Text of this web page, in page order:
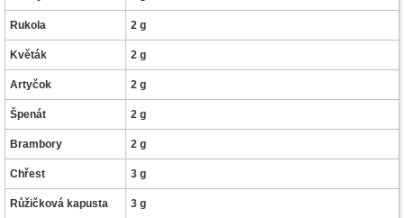
Rukola 2 g
Květák 2 g
Artyčok 2 g
Špenát 2 g
Brambory 2 g
Chřest 3 g
Růžičková kapusta 3 g